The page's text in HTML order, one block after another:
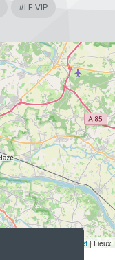
#LE VIP
Leaflet | Lieux